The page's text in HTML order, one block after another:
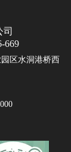
669
区水洞港桥西